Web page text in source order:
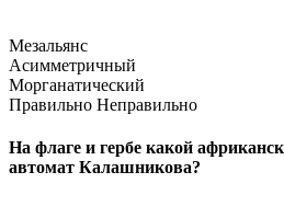
Мезальянс
Асимметричный
Морганатический
Правильно Неправильно
На флаге и гербе какой
автомат Калашникова?